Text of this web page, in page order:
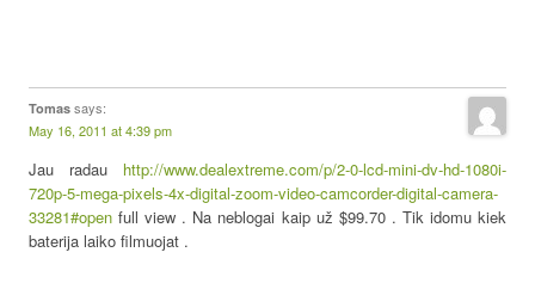
Tomas says:
May 16, 2011 at 4:39 pm
Jau radau http://www.dealextreme.com/p/2-0-lcd-mini-dv-hd-1080i-
720p-5-mega-pixels-4x-digital-zoom-video-camcorder-digital-camera-
33281#open full view . Na neblogai kaip už $99.70 . Tik idomu kiek
baterija laiko filmuojat .